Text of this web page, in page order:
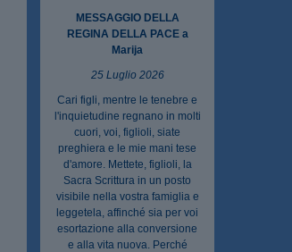
MESSAGGIO DELLA
REGINA DELLA PACE a
Marija
25 Luglio 2026
Cari figli, mentre le tenebre e
l'inquietudine regnano in molti
cuori, voi, figlioli, siate
preghiera e le mie mani tese
d'amore. Mettete, figlioli, la
Sacra Scrittura in un posto
visibile nella vostra famiglia e
leggetela, affinché sia per voi
esortazione alla conversione
e alla vita nuova. Perché